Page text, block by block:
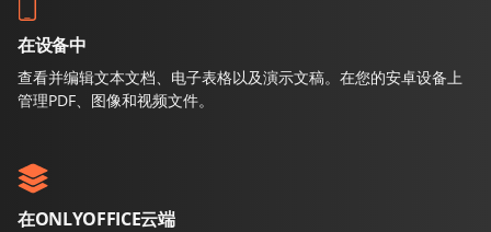
在设备中
查看并编辑文本文档、电子表格以及演示文稿。在您的安卓设备上
管理PDF、图像和视频文件。
在ONLYOFFICE云端